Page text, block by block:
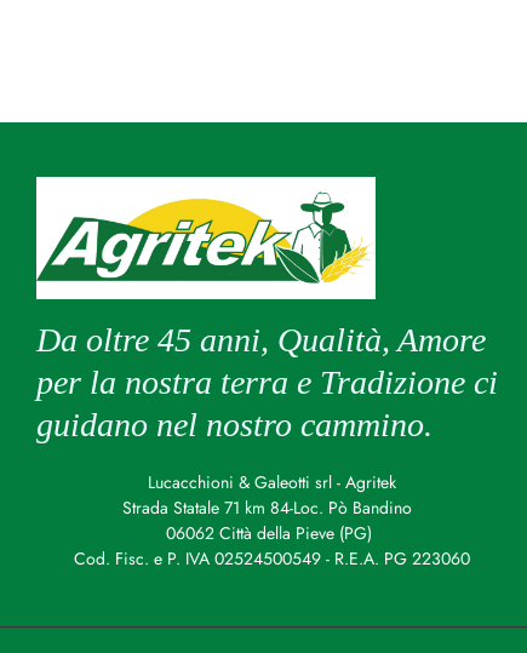
Da oltre 45 anni, Qualità, Amore
per la nostra terra e Tradizione ci
guidano nel nostro cammino.
Lucacchioni & Galeotti srl - Agritek
Strada Statale 71 km 84-Loc. Pò Bandino
06062 Città della Pieve (PG)
Cod. Fisc. e P. IVA 02524500549 - R.E.A. PG 223060